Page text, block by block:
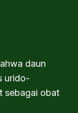
daun
urido-
sebagai obat